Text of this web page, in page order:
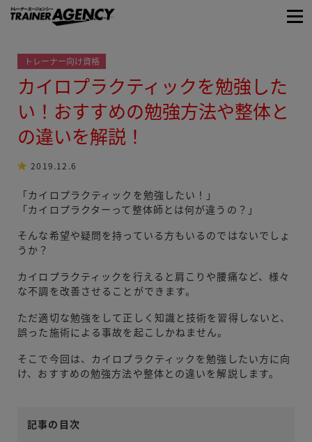
トレーナー向け資格
カイロプラクティックを勉強した
い！おすすめの勉強方法や整体と
の違いを解説！
2019.12.6
「カイロプラクティックを勉強したい！」
「カイロプラクターって整体師とは何が違うの？」
そんな希望や疑問を持っている方もいるのではないでしょ
うか？
カイロプラクティックを行えると肩こりや腰痛など、様々
な不調を改善させることができます。
ただ適切な勉強をして正しく知識と技術を習得しないと、
誤った施術による事故を起こしかねません。
そこで今回は、カイロプラクティックを勉強したい方に向
け、おすすめの勉強方法や整体との違いを解説します。
記事の目次